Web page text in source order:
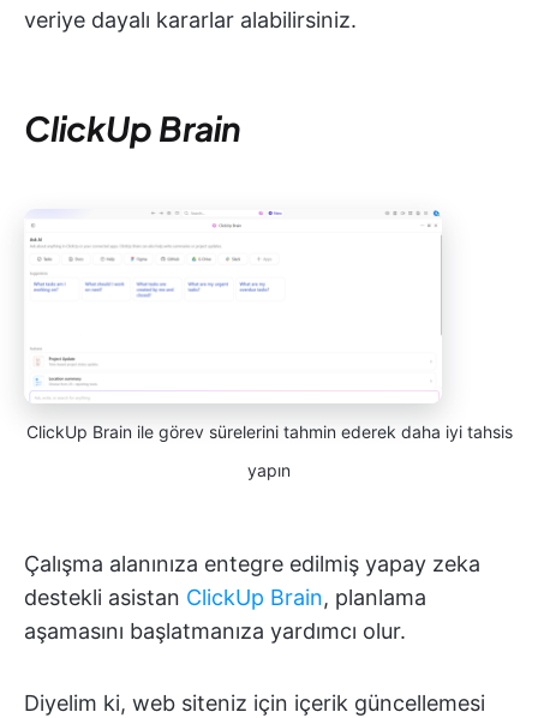
veriye dayalı kararlar alabilirsiniz.
ClickUp Brain
ClickUp Brain ile görev sürelerini tahmin ederek daha iyi tahsis
yapın
Çalışma alanınıza entegre edilmiş yapay zeka
destekli asistan ClickUp Brain, planlama
aşamasını başlatmanıza yardımcı olur.
Diyelim ki, web siteniz için içerik güncellemesi